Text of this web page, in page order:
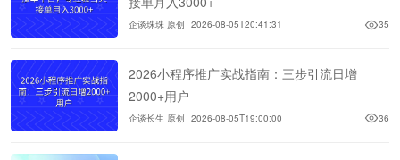
企谈珠珠 原创 2026-08-05T20:41:31 35
2026小程序推广实战指南：三步引流日增
2000+用户
企谈长生 原创 2026-08-05T19:00:00 36